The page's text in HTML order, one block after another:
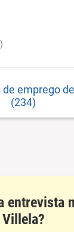
emprego
(234)
entrevista
Villela?